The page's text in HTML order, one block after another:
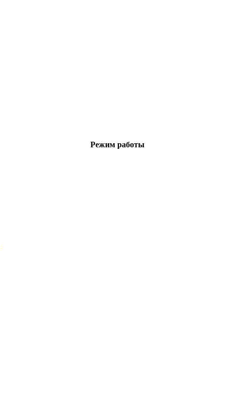
Режим работы